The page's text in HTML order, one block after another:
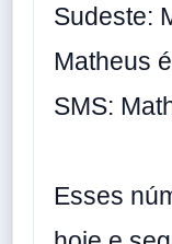
Sudeste:
Matheus
SMS:
Esses